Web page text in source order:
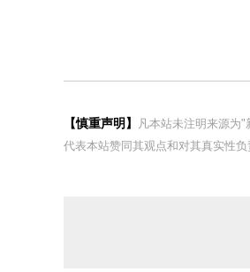
【慎重声明】
凡本站未注明来源为
代表本站赞同其观点和对其真实性